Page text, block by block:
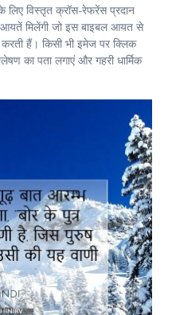
विस्तृत क्रॉस-रेफरेंस प्रदान
आयतें मिलेंगी जो इस बाइबल आयत से
करती हैं। किसी भी इमेज पर क्लिक
का पता लगाएं और गहरी धार्मिक